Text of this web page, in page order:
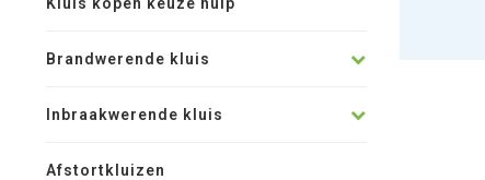
Brandwerende kluis
Inbraakwerende kluis
Afstortkluizen